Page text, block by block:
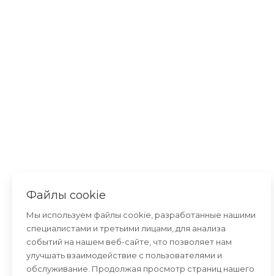
Файлы cookie
Мы используем файлы cookie, разработанные нашими
специалистами и третьими лицами, для анализа
событий на нашем веб-сайте, что позволяет нам
улучшать взаимодействие с пользователями и
обслуживание. Продолжая просмотр страниц нашего